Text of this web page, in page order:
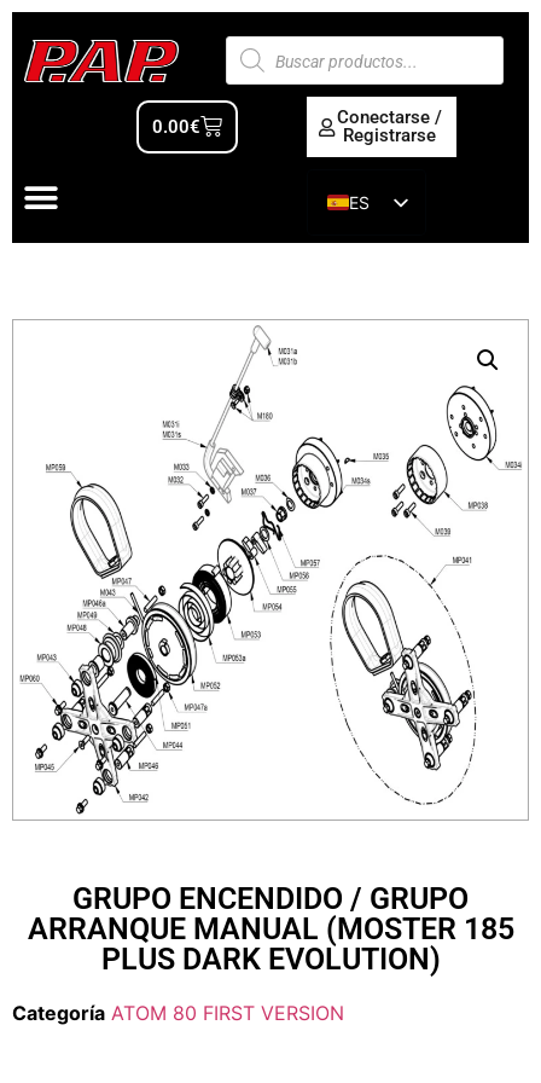
0.00€
Conectarse /
Registrarse
ES
EN
GRUPO ENCENDIDO / GRUPO
ARRANQUE MANUAL (MOSTER 185
PLUS DARK EVOLUTION)
Categoría ATOM 80 FIRST VERSION